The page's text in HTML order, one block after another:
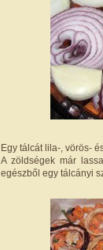
Egy tálcát lila-, vörös-
A zöldségek már
egészből egy tálcányi